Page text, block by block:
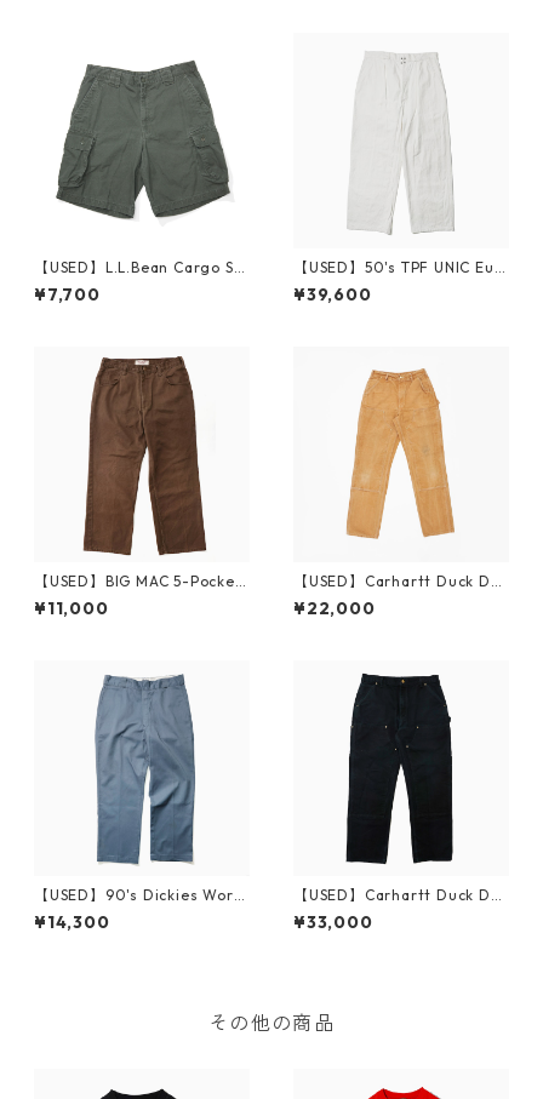
【USED】L.L.Bean Cargo Sh
ort Pants W34
¥7,700
【USED】50's TPF UNIC Eur
o Cotton Pants W32 L29
¥39,600
【USED】BIG MAC 5-Pocket
Pants W32 L29
¥11,000
【USED】Carhartt Duck Do
uble Front Work Pants Loos
e Original Fit
¥22,000
【USED】90's Dickies Work
Pants W36 L29 USA
¥14,300
【USED】Carhartt Duck Do
uble Front Work Pants W36
L32 Made in USA
¥33,000
その他の商品